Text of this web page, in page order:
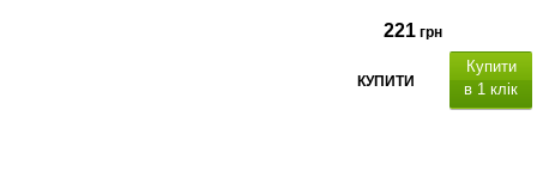
221 грн
КУПИТИ
Купити
в 1 клік